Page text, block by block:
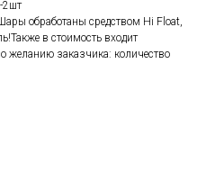
2шт
обработаны средством Hi Float,
в стоимость входит
желанию заказчика: количество